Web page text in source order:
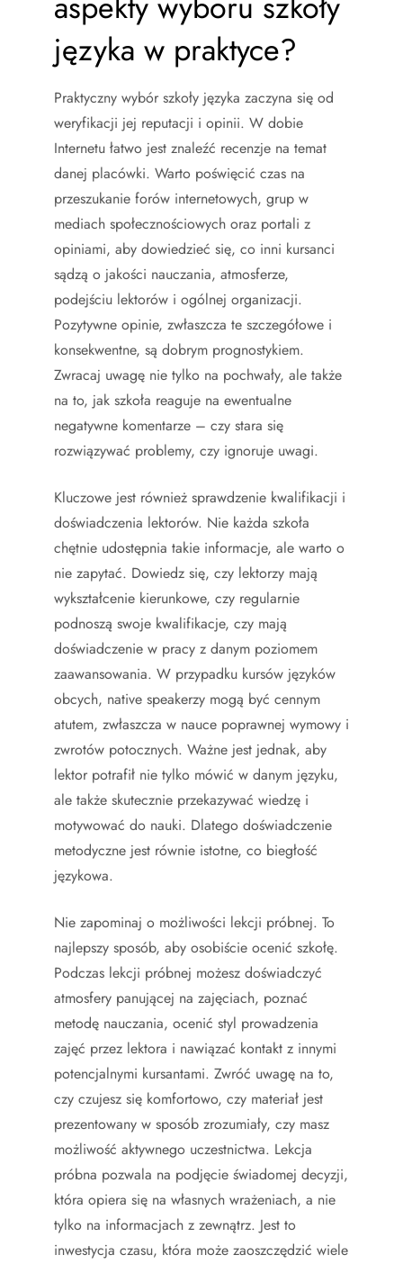
języka w praktyce?
Praktyczny wybór szkoły języka zaczyna się od
weryfikacji jej reputacji i opinii. W dobie
Internetu łatwo jest znaleźć recenzje na temat
danej placówki. Warto poświęcić czas na
przeszukanie forów internetowych, grup w
mediach społecznościowych oraz portali z
opiniami, aby dowiedzieć się, co inni kursanci
sądzą o jakości nauczania, atmosferze,
podejściu lektorów i ogólnej organizacji.
Pozytywne opinie, zwłaszcza te szczegółowe i
konsekwentne, są dobrym prognostykiem.
Zwracaj uwagę nie tylko na pochwały, ale także
na to, jak szkoła reaguje na ewentualne
negatywne komentarze – czy stara się
rozwiązywać problemy, czy ignoruje uwagi.
Kluczowe jest również sprawdzenie kwalifikacji i
doświadczenia lektorów. Nie każda szkoła
chętnie udostępnia takie informacje, ale warto o
nie zapytać. Dowiedz się, czy lektorzy mają
wykształcenie kierunkowe, czy regularnie
podnoszą swoje kwalifikacje, czy mają
doświadczenie w pracy z danym poziomem
zaawansowania. W przypadku kursów języków
obcych, native speakerzy mogą być cennym
atutem, zwłaszcza w nauce poprawnej wymowy i
zwrotów potocznych. Ważne jest jednak, aby
lektor potrafił nie tylko mówić w danym języku,
ale także skutecznie przekazywać wiedzę i
motywować do nauki. Dlatego doświadczenie
metodyczne jest równie istotne, co biegłość
językowa.
Nie zapominaj o możliwości lekcji próbnej. To
najlepszy sposób, aby osobiście ocenić szkołę.
Podczas lekcji próbnej możesz doświadczyć
atmosfery panującej na zajęciach, poznać
metodę nauczania, ocenić styl prowadzenia
zajęć przez lektora i nawiązać kontakt z innymi
potencjalnymi kursantami. Zwróć uwagę na to,
czy czujesz się komfortowo, czy materiał jest
prezentowany w sposób zrozumiały, czy masz
możliwość aktywnego uczestnictwa. Lekcja
próbna pozwala na podjęcie świadomej decyzji,
która opiera się na własnych wrażeniach, a nie
tylko na informacjach z zewnątrz. Jest to
inwestycja czasu, która może zaoszczędzić wiele